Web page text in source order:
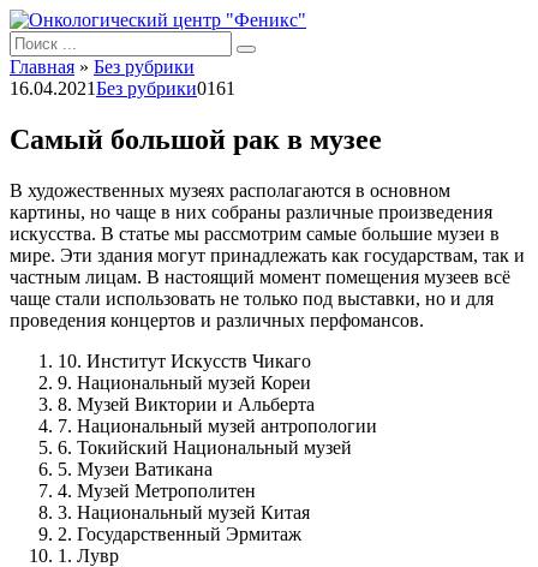
Перейти
к
контенту
Search
for:
Главная » Без рубрики
16.04.2021Без рубрики0161
Самый большой рак в музее
В художественных музеях располагаются в основном
картины, но чаще в них собраны различные произведения
искусства. В статье мы рассмотрим самые большие музеи в
мире. Эти здания могут принадлежать как государствам, так и
частным лицам. В настоящий момент помещения музеев всё
чаще стали использовать не только под выставки, но и для
проведения концертов и различных перфомансов.
10. Институт Искусств Чикаго
9. Национальный музей Кореи
8. Музей Виктории и Альберта
7. Национальный музей антропологии
6. Токийский Национальный музей
5. Музеи Ватикана
4. Музей Метрополитен
3. Национальный музей Китая
2. Государственный Эрмитаж
1. Лувр